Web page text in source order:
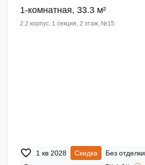
1-комнатная, 33.3 м²
2.2 корпус, 1 секция, 2 этаж, №15
1 кв 2028 Скидка
Без отделки